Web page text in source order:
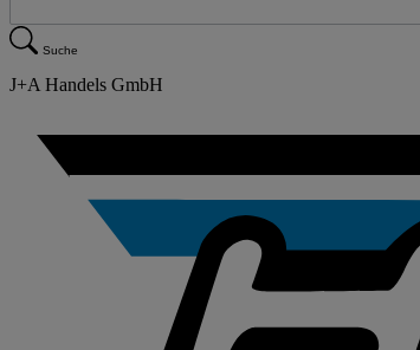
Suche
J+A Handels GmbH